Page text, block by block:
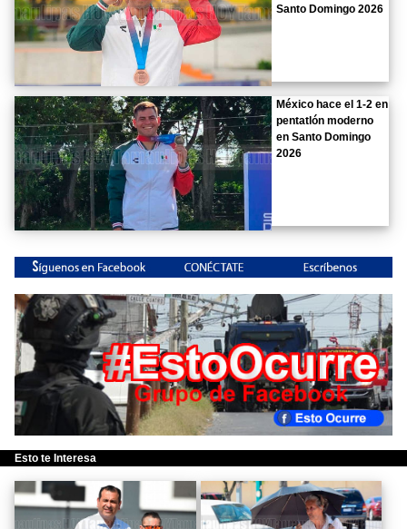
Santo Domingo 2026
México hace el 1-2 en
pentatlón moderno
en Santo Domingo
2026
Esto te Interesa